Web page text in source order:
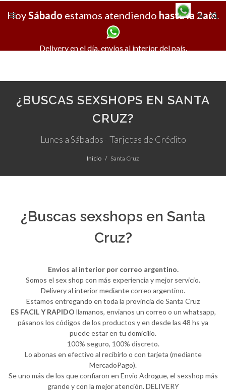
X
HoySábado estamos atendiendo hasta la 2am.
Delivery en el día, envíos al interior del país.
¿BUSCAS SEXSHOPS EN SANTA
CRUZ?
Lunes a Sábados - Tarjetas de Crédito
Inicio Santa Cruz
¿Buscas sexshops en Santa
Cruz?
Envios al interior por correo argentino.
Somos el sex shop con más experiencia y mejor servicio.
Delivery al interior mediante correo argentino.
Estamos entregando en toda la provincia de Santa Cruz
ES FACIL Y RAPIDO llamanos, envianos un correo o un whatsapp,
pásanos los códigos de los productos y en desde las 48 hs ya
puede estar en tu domicilio.
100% seguro, 100% discreto.
Lo abonas en efectivo al recibirlo o con tarjeta (mediante
MercadoPago).
Se uno más de los que confiaron en Envio Adrogue, el sexshop más
grande y con la mejor atención. DELIVERY